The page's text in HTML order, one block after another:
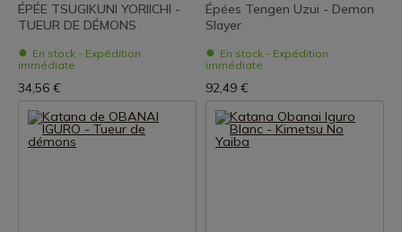
ÉPÉE TSUGIKUNI YORIICHI -
TUEUR DE DÉMONS
En stock - Expédition
immédiate
34,56 €
Épées Tengen Uzui - Demon
Slayer
En stock - Expédition
immédiate
92,49 €